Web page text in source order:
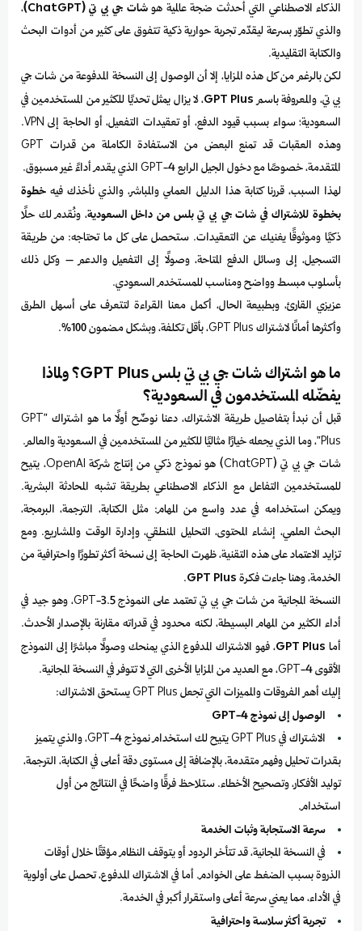
الذكاء الاصطناعي التي أحدثت ضجة عالمية هوشات جي بي تي (ChatGPT)
،
والذي تطوّر بسرعة ليقدّم تجربة حوارية ذكية تتفوق على كثير من أدوات البحث
والكتابة التقليدية.
لكن بالرغم من كل هذه المزايا، إلا أن الوصول إلى النسخة المدفوعة من شات جي
بي تي، والمعروفة باسمGPT Plus، لا يزال يمثل تحديًا للكثير من المستخدمين في
السعودية؛ سواء بسبب قيود الدفع، أو تعقيدات التفعيل، أو الحاجة إلى VPN.
وهذه العقبات قد تمنع البعض من الاستفادة الكاملة من قدرات GPT
المتقدمة، خصوصًا مع دخول الجيل الرابع GPT-4 الذي يقدم أداءً غير مسبوق.
لهذا السبب، قررنا كتابة هذا الدليل العملي والمباشر، والذي نأخذك فيه خطوة
بخطوة للاشتراك في شات جي بي تي بلس من داخل السعودية، ونُقدم لك حلًا
ذكيًا وموثوقًا يغنيك عن التعقيدات. ستحصل على كل ما تحتاجه: من طريقة
التسجيل، إلى وسائل الدفع المتاحة، وصولًا إلى التفعيل والدعم – وكل ذلك
بأسلوب مبسط وواضح ومناسب للمستخدم السعودي.
عزيزي القارئ، وبطبيعة الحال، أكمل معنا القراءة لتتعرف على أسهل الطرق
وأكثرها أمانًا لاشتراك GPT Plus، بأقل تكلفة، وبشكل مضمون 100%.
ما هو اشتراك شات جي بي تي بلس GPT Plus؟ ولماذا
يفضّله المستخدمون في السعودية؟
قبل أن نبدأ بتفاصيل طريقة الاشتراك، دعنا نوضّح أولًا ما هو اشتراك "GPT
Plus"، وما الذي يجعله خيارًا مثاليًا للكثير من المستخدمين في السعودية والعالم.
شات جي بي تي (ChatGPT) هو نموذج ذكي من إنتاج شركة OpenAI، يتيح
للمستخدمين التفاعل مع الذكاء الاصطناعي بطريقة تشبه المحادثة البشرية.
ويمكن استخدامه في عدد واسع من المهام: مثل الكتابة، الترجمة، البرمجة،
البحث العلمي، إنشاء المحتوى، التحليل المنطقي، وإدارة الوقت والمشاريع. ومع
تزايد الاعتماد على هذه التقنية، ظهرت الحاجة إلى نسخة أكثر تطورًا واحترافية من
الخدمة، وهنا جاءت فكرة GPT Plus
.
النسخة المجانية من شات جي بي تي تعتمد على النموذج GPT-3.5، وهو جيد في
أداء الكثير من المهام البسيطة، لكنه محدود في قدراته مقارنة بالإصدار الأحدث.
أما GPT Plus، فهو الاشتراك المدفوع الذي يمنحك وصولًا مباشرًا إلى النموذج
الأقوى GPT-4، مع العديد من المزايا الأخرى التي لا تتوفر في النسخة المجانية.
إليك أهم الفروقات والمميزات التي تجعل GPT Plus يستحق الاشتراك:
الوصول إلى نموذج GPT-4
الاشتراك في GPT Plus يتيح لك استخدام نموذج GPT-4، والذي يتميز
بقدرات تحليل وفهم متقدمة، بالإضافة إلى مستوى دقة أعلى في الكتابة، الترجمة،
توليد الأفكار، وتصحيح الأخطاء. ستلاحظ فرقًا واضحًا في النتائج من أول
استخدام.
سرعة الاستجابة وثبات الخدمة
في النسخة المجانية، قد تتأخر الردود أو يتوقف النظام مؤقتًا خلال أوقات
الذروة بسبب الضغط على الخوادم. أما في الاشتراك المدفوع، تحصل على أولوية
في الأداء، مما يعني سرعة أعلى واستقرار أكبر في الخدمة.
تجربة أكثر سلاسة واحترافية